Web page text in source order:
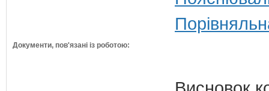
Документи, пов'язані із роботою: